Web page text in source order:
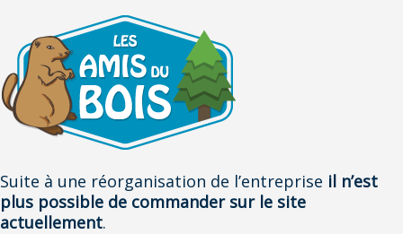
Suite à une réorganisation de l’entreprise il n’est
plus possible de commander sur le site
actuellement.